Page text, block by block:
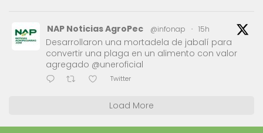
NAP Noticias AgroPec @infonap · 15h
Desarrollaron una mortadela de jabalí para
convertir una plaga en un alimento con valor
agregado @uneroficial
Twitter
Load More